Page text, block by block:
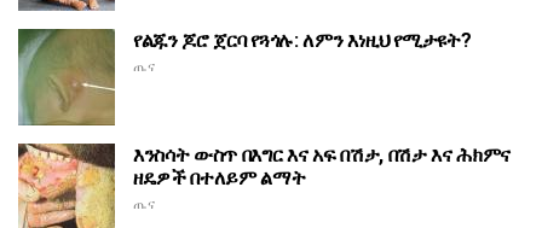
የልጁን ጆሮ ጀርባ የጓጎሉ: ለምን እነዚህ የሚታዩት?
ጤና
እንስሳት ውስጥ በእግር እና አፍ በሽታ, በሽታ እና ሕክምና
ዘዴዎች በተለይም ልማት
ጤና